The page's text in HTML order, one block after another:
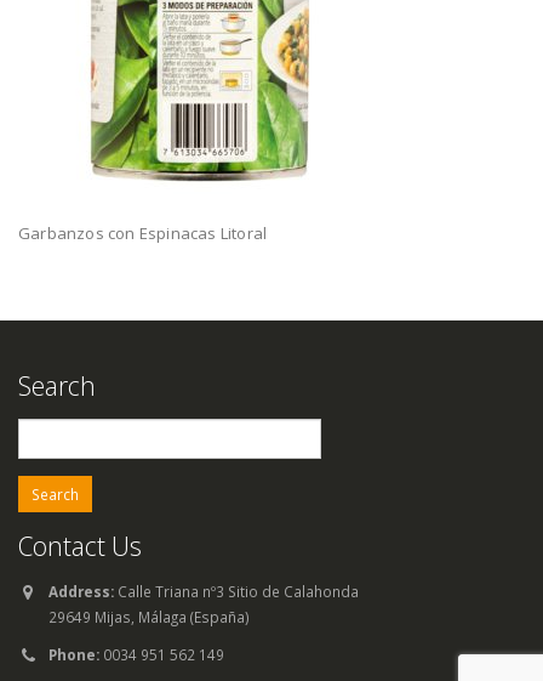
Garbanzos con Espinacas Litoral
Search
for:
Contact Us
Address: Calle Triana nº3 Sitio de Calahonda
29649 Mijas, Málaga (España)
Phone: 0034 951 562 149